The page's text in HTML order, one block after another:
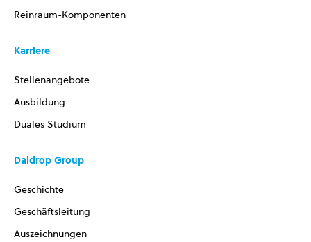
Reinraum-Komponenten
Karriere
Stellenangebote
Ausbildung
Duales Studium
Daldrop Group
Geschichte
Geschäftsleitung
Auszeichnungen